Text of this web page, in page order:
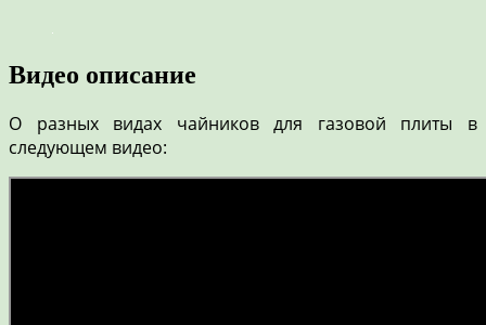
Видео описание
О разных видах чайников для газовой плиты в
следующем видео: